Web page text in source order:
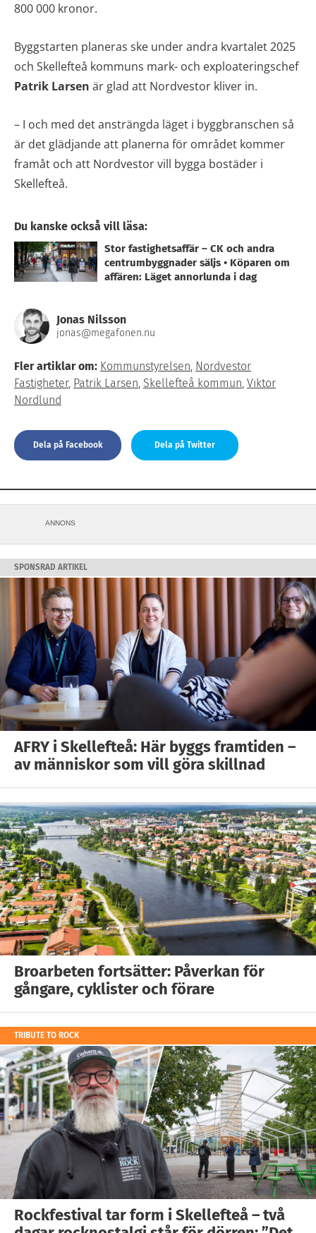
800 000 kronor.
Byggstarten planeras ske under andra kvartalet 2025
och Skellefteå kommuns mark- och exploateringschef
Patrik Larsen är glad att Nordvestor kliver in.
– I och med det ansträngda läget i byggbranschen så
är det glädjande att planerna för området kommer
framåt och att Nordvestor vill bygga bostäder i
Skellefteå.
Du kanske också vill läsa:
Stor fastighetsaffär – CK och andra
centrumbyggnader säljs • Köparen om
affären: Läget annorlunda i dag
Jonas Nilsson
jonas@megafonen.nu
Fler artiklar om: Kommunstyrelsen, Nordvestor
Fastigheter, Patrik Larsen, Skellefteå kommun, Viktor
Nordlund
Dela på Facebook Dela på Twitter
ANNONS
SPONSRAD ARTIKEL
AFRY i Skellefteå: Här byggs framtiden –
av människor som vill göra skillnad
Broarbeten fortsätter: Påverkan för
gångare, cyklister och förare
TRIBUTE TO ROCK
Rockfestival tar form i Skellefteå – två